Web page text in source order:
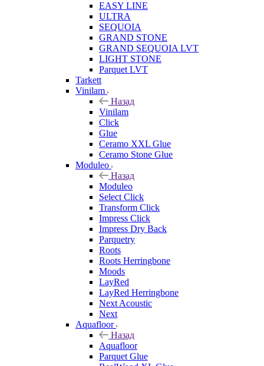
EASY LINE
ULTRA
SEQUOIA
GRAND STONE
GRAND SEQUOIA LVT
LIGHT STONE
Parquet LVT
Tarkett
Vinilam
Назад
Vinilam
Click
Glue
Ceramo XXL Glue
Ceramo Stone Glue
Moduleo
Назад
Moduleo
Select Click
Transform Click
Impress Click
Impress Dry Back
Parquetry
Roots
Roots Herringbone
Moods
LayRed
LayRed Herringbone
Next Acoustic
Next
Aquafloor
Назад
Aquafloor
Parquet Glue